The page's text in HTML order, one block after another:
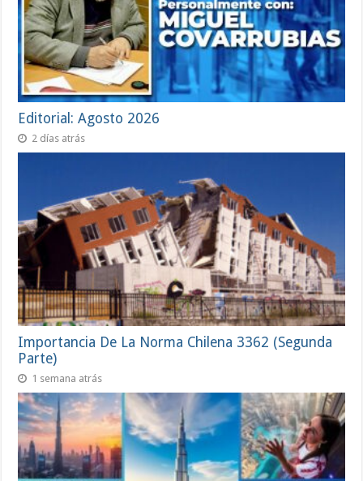
Editorial: Agosto 2026
2 días atrás
Importancia De La Norma Chilena 3362 (Segunda
Parte)
1 semana atrás